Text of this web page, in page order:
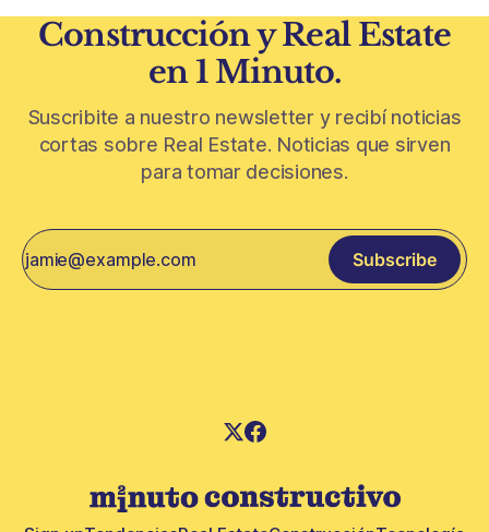
Construcción y Real Estate
en 1 Minuto.
Suscribite a nuestro newsletter y recibí noticias
cortas sobre Real Estate. Noticias que sirven
para tomar decisiones.
Subscribe